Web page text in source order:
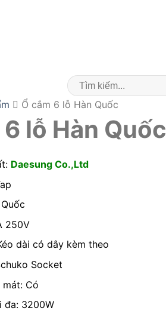
Search
for:
Ổ cắm 6 lỗ Hàn Quốc
lỗ Hàn Quốc
Daesung Co.,Ltd
250V
dài có dây kèm theo
Socket
Có
đa: 3200W